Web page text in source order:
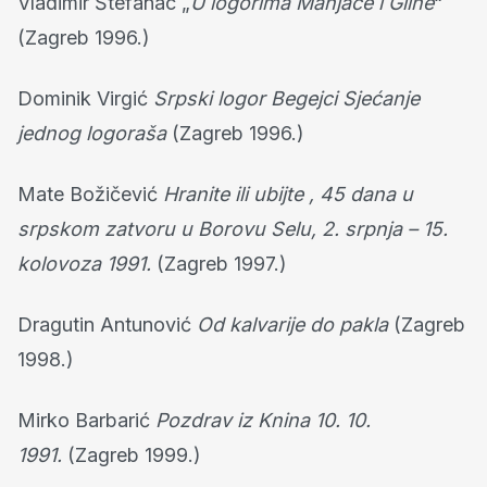
(Zagreb 1996.)
Dominik Virgić Srpski logor Begejci Sjećanje
jednog logoraša(Zagreb 1996.)
Mate Božičević Hranite ili ubijte , 45 dana u
srpskom zatvoru u Borovu Selu, 2. srpnja – 15.
kolovoza 1991. (Zagreb 1997.)
Dragutin Antunović Od kalvarije do pakla(Zagreb
1998.)
Mirko Barbarić Pozdrav iz Knina 10. 10.
1991. (Zagreb 1999.)